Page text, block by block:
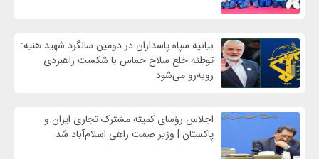
بیانیه سپاه پاسداران در دومین سالگرد شهید هنیه:
توطئه خلع سلاح حماس با شکست راهبردی
روبه‌رو می‌شود
اجلاس رؤسای کمیته مشترک تجاری ایران و
پاکستان | وزیر صمت راهی اسلام‌آباد شد